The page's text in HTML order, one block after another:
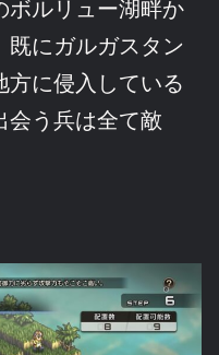
ボルリュー湖畔か
既にガルガスタン
に侵入している
会う兵は全て敵